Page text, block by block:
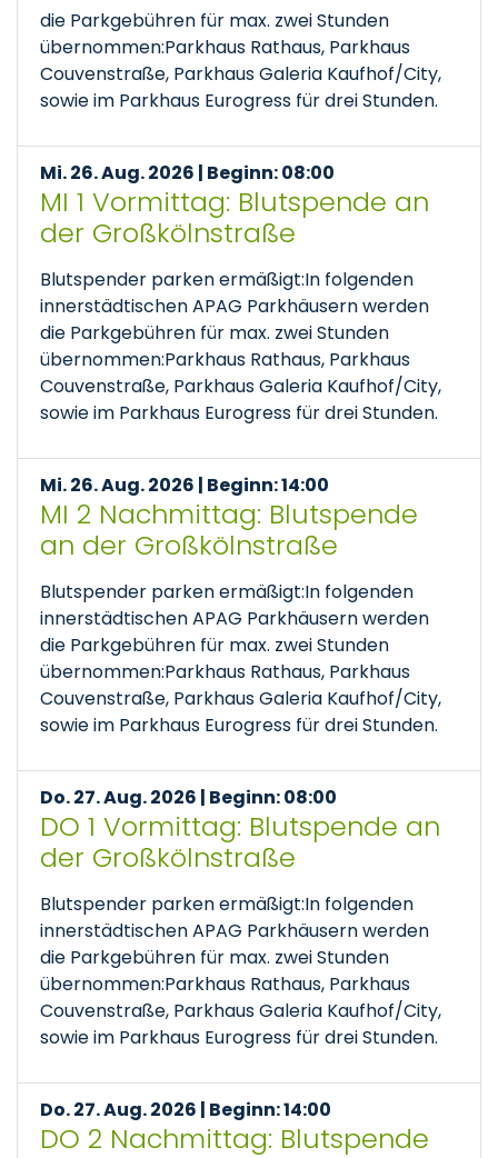
die Parkgebühren für max. zwei Stunden
übernommen:Parkhaus Rathaus, Parkhaus
Couvenstraße, Parkhaus Galeria Kaufhof/City,
sowie im Parkhaus Eurogress für drei Stunden.
Mi. 26. Aug. 2026 | Beginn: 08:00
MI 1 Vormittag: Blutspende an
der Großkölnstraße
Blutspender parken ermäßigt:In folgenden
innerstädtischen APAG Parkhäusern werden
die Parkgebühren für max. zwei Stunden
übernommen:Parkhaus Rathaus, Parkhaus
Couvenstraße, Parkhaus Galeria Kaufhof/City,
sowie im Parkhaus Eurogress für drei Stunden.
Mi. 26. Aug. 2026 | Beginn: 14:00
MI 2 Nachmittag: Blutspende
an der Großkölnstraße
Blutspender parken ermäßigt:In folgenden
innerstädtischen APAG Parkhäusern werden
die Parkgebühren für max. zwei Stunden
übernommen:Parkhaus Rathaus, Parkhaus
Couvenstraße, Parkhaus Galeria Kaufhof/City,
sowie im Parkhaus Eurogress für drei Stunden.
Do. 27. Aug. 2026 | Beginn: 08:00
DO 1 Vormittag: Blutspende an
der Großkölnstraße
Blutspender parken ermäßigt:In folgenden
innerstädtischen APAG Parkhäusern werden
die Parkgebühren für max. zwei Stunden
übernommen:Parkhaus Rathaus, Parkhaus
Couvenstraße, Parkhaus Galeria Kaufhof/City,
sowie im Parkhaus Eurogress für drei Stunden.
Do. 27. Aug. 2026 | Beginn: 14:00
DO 2 Nachmittag: Blutspende